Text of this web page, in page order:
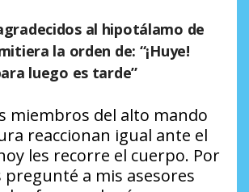
al hipotálamo de
la orden de: “¡Huye!
luego es tarde”
miembros del alto mando
reaccionan igual ante el
les recorre el cuerpo. Por
pregunté a mis asesores